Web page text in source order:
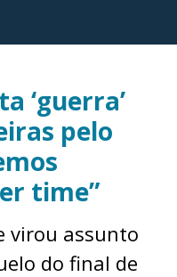
‘guerra’
pelo
time”
virou assunto
do final de